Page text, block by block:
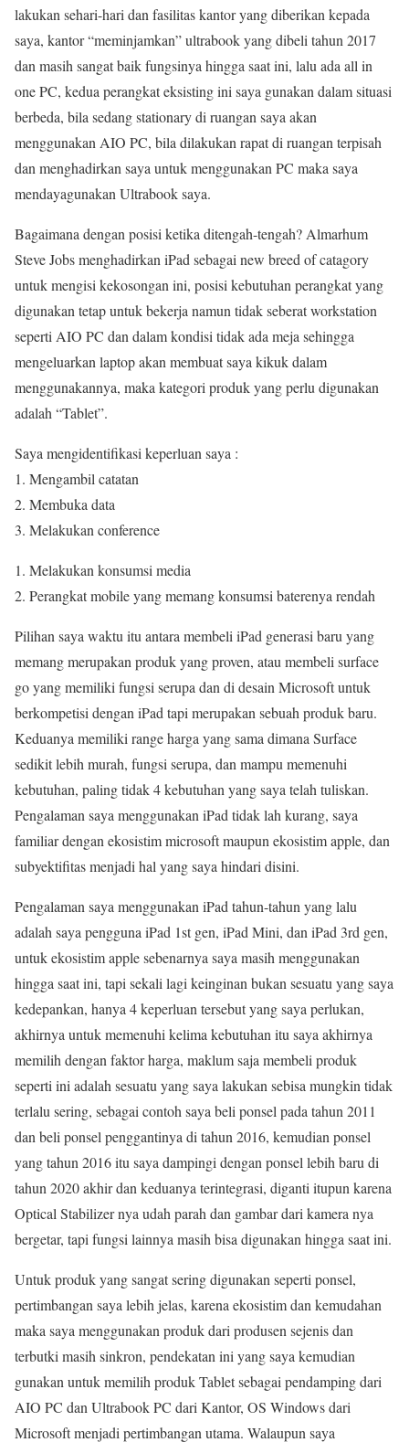
lakukan sehari-hari dan fasilitas kantor yang diberikan kepada
saya, kantor “meminjamkan” ultrabook yang dibeli tahun 2017
dan masih sangat baik fungsinya hingga saat ini, lalu ada all in
one PC, kedua perangkat eksisting ini saya gunakan dalam situasi
berbeda, bila sedang stationary di ruangan saya akan
menggunakan AIO PC, bila dilakukan rapat di ruangan terpisah
dan menghadirkan saya untuk menggunakan PC maka saya
mendayagunakan Ultrabook saya.
Bagaimana dengan posisi ketika ditengah-tengah? Almarhum
Steve Jobs menghadirkan iPad sebagai new breed of catagory
untuk mengisi kekosongan ini, posisi kebutuhan perangkat yang
digunakan tetap untuk bekerja namun tidak seberat workstation
seperti AIO PC dan dalam kondisi tidak ada meja sehingga
mengeluarkan laptop akan membuat saya kikuk dalam
menggunakannya, maka kategori produk yang perlu digunakan
adalah “Tablet”.
Saya mengidentifikasi keperluan saya :
1. Mengambil catatan
2. Membuka data
3. Melakukan conference
Melakukan konsumsi media
Perangkat mobile yang memang konsumsi baterenya rendah
Pilihan saya waktu itu antara membeli iPad generasi baru yang
memang merupakan produk yang proven, atau membeli surface
go yang memiliki fungsi serupa dan di desain Microsoft untuk
berkompetisi dengan iPad tapi merupakan sebuah produk baru.
Keduanya memiliki range harga yang sama dimana Surface
sedikit lebih murah, fungsi serupa, dan mampu memenuhi
kebutuhan, paling tidak 4 kebutuhan yang saya telah tuliskan.
Pengalaman saya menggunakan iPad tidak lah kurang, saya
familiar dengan ekosistim microsoft maupun ekosistim apple, dan
subyektifitas menjadi hal yang saya hindari disini.
Pengalaman saya menggunakan iPad tahun-tahun yang lalu
adalah saya pengguna iPad 1st gen, iPad Mini, dan iPad 3rd gen,
untuk ekosistim apple sebenarnya saya masih menggunakan
hingga saat ini, tapi sekali lagi keinginan bukan sesuatu yang saya
kedepankan, hanya 4 keperluan tersebut yang saya perlukan,
akhirnya untuk memenuhi kelima kebutuhan itu saya akhirnya
memilih dengan faktor harga, maklum saja membeli produk
seperti ini adalah sesuatu yang saya lakukan sebisa mungkin tidak
terlalu sering, sebagai contoh saya beli ponsel pada tahun 2011
dan beli ponsel penggantinya di tahun 2016, kemudian ponsel
yang tahun 2016 itu saya dampingi dengan ponsel lebih baru di
tahun 2020 akhir dan keduanya terintegrasi, diganti itupun karena
Optical Stabilizer nya udah parah dan gambar dari kamera nya
bergetar, tapi fungsi lainnya masih bisa digunakan hingga saat ini.
Untuk produk yang sangat sering digunakan seperti ponsel,
pertimbangan saya lebih jelas, karena ekosistim dan kemudahan
maka saya menggunakan produk dari produsen sejenis dan
terbutki masih sinkron, pendekatan ini yang saya kemudian
gunakan untuk memilih produk Tablet sebagai pendamping dari
AIO PC dan Ultrabook PC dari Kantor, OS Windows dari
Microsoft menjadi pertimbangan utama. Walaupun saya